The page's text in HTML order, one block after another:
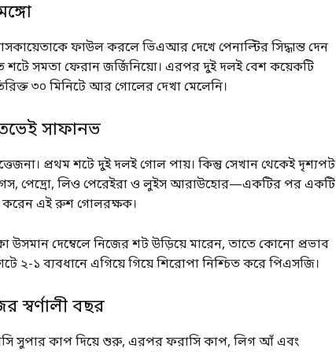
ফাউল করলে ভিএআর দেখে পেনাল্টির সিদ্ধান্ত দেন
শটে সমতা ফেরান জর্জিনিয়ো। এরপর দুই দলই বেশ কয়েকটি
৩০ মিনিটে আর গোলের দেখা মেলেনি।
সাফানভ
প্রথম শটে দুই দলই গোল পায়। কিন্তু সেখান থেকেই দৃশ্যপট
পেদ্রো, লিও পেরেইরা ও লুইস আরাউহোর—একটির পর একটি
করেন এই রুশ গোলরক্ষক।
উসমান দেম্বেলে নিজের শট উড়িয়ে মারেন, তাতে কোনো প্রভাব
২-১ ব্যবধানে এগিয়ে গিয়ে শিরোপা নিশ্চিত করে পিএসজি।
স্বর্ণালী বছর
সুপার কাপ দিয়ে শুরু, এরপর ফরাসি কাপ, লিগ আঁ এবং